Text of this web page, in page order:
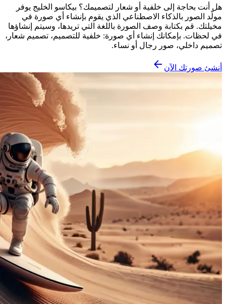
هل أنت بحاجة إلى خلفية أو شعار لتصميمك؟ بيكاسو الخليج يوفر
مولّد الصور بالذكاء الاصطناعي الذي يقوم بإنشاء أي صورة في
مخيلتك. قم بكتابة وصف الصورة باللغة التي تريدها، وسيتم إنشاؤها
في لحظات. بإمكانك إنشاء أي صورة: خلفية للتصميم، تصميم شعار،
تصميم داخلي، صور رجال أو نساء.
أنشئ صورتك الآن